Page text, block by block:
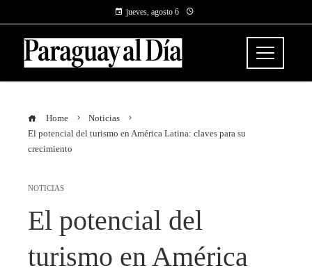
jueves, agosto 6
Home
Noticias
El potencial del turismo en América Latina: claves para su
crecimiento
NOTICIAS
El potencial del
turismo en América